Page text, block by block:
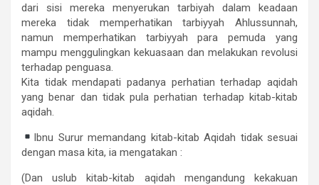
dari sisi mereka menyerukan tarbiyah dalam keadaan
mereka tidak memperhatikan tarbiyyah Ahlussunnah,
namun memperhatikan tarbiyyah para pemuda yang
mampu menggulingkan kekuasaan dan melakukan revolusi
terhadap penguasa.
Kita tidak mendapati padanya perhatian terhadap aqidah
yang benar dan tidak pula perhatian terhadap kitab-kitab
aqidah.
Ibnu Surur memandang kitab-kitab Aqidah tidak sesuai
dengan masa kita, ia mengatakan :
(Dan uslub kitab-kitab aqidah mengandung kekakuan